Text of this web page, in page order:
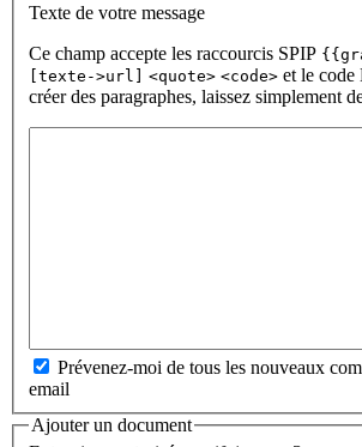
Texte de votre message
Ce champ accepte les raccourcis SPIP
[texte->url] <quote> <code> et le
créer des paragraphes, laissez simplement
Prévenez-moi de tous les nouveaux
email
Ajouter un document